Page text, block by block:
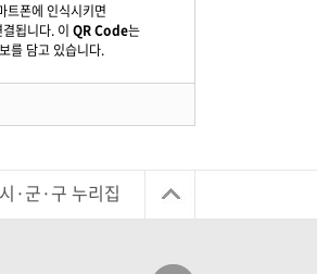
트폰에 인식시키면
됩니다. 이 QR Code는
를 담고 있습니다.
·군·구 누리집